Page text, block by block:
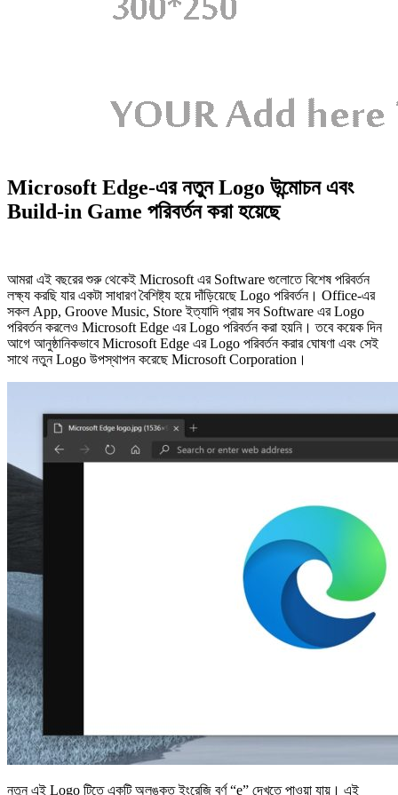
Microsoft Edge-এর নতুন Logo উন্মোচন এবং
Build-in Game পরিবর্তন করা হয়েছে
আমরা এই বছরের শুরু থেকেই Microsoft এর Software গুলোতে বিশেষ পরিবর্তন
লক্ষ্য করছি যার একটা সাধারণ বৈশিষ্ট্য হয়ে দাঁড়িয়েছে Logo পরিবর্তন। Office-এর
সকল App, Groove Music, Store ইত্যাদি প্রায় সব Software এর Logo
পরিবর্তন করলেও Microsoft Edge এর Logo পরিবর্তন করা হয়নি। তবে কয়েক দিন
আগে আনুষ্ঠানিকভাবে Microsoft Edge এর Logo পরিবর্তন করার ঘোষণা এবং সেই
সাথে নতুন Logo উপস্থাপন করেছে Microsoft Corporation।
নতুন এই Logo টিতে একটি অলঙ্কৃত ইংরেজি বর্ণ “e” দেখতে পাওয়া যায়। এই